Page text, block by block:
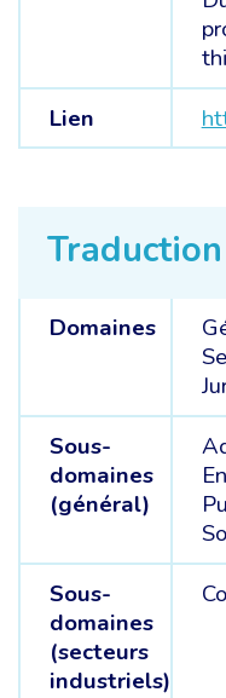
Lien
Traduction
Domaines
Sous-
domaines
(général)
Sous-
domaines
(secteurs
industriels)